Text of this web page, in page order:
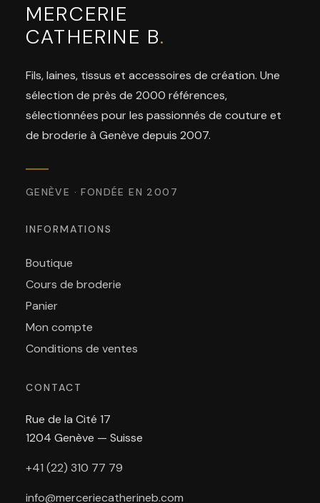
MERCERIE
CATHERINE B.
Fils, laines, tissus et accessoires de création. Une
sélection de près de 2000 références,
sélectionnées pour les passionnés de couture et
de broderie à Genève depuis 2007.
GENÈVE · FONDÉE EN 2007
INFORMATIONS
Boutique
Cours de broderie
Panier
Mon compte
Conditions de ventes
CONTACT
Rue de la Cité 17
1204 Genève — Suisse
+41 (22) 310 77 79
info@merceriecatherineb.com